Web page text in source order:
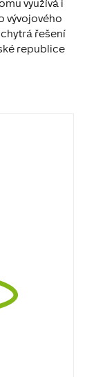
využívá i
vývojového
řešení
republice